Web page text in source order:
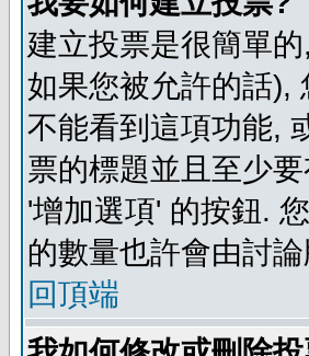
建立投票是很簡單
如果您被允許的話),
不能看到這項功能,
票的標題並且至少
'增加選項' 的按鈕.
的數量也許會由討
回頂端